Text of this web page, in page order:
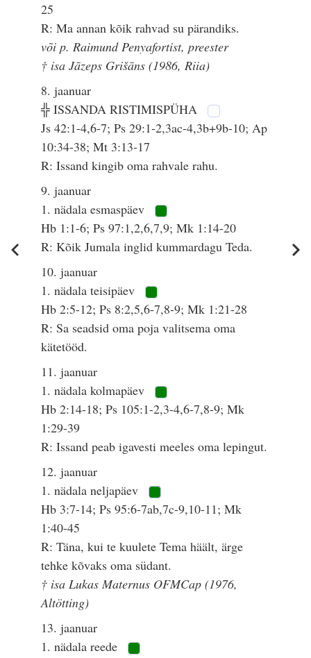
25
R: Ma annan kõik rahvad su pärandiks.
või p. Raimund Penyafortist, preester
† isa Jāzeps Grišāns (1986, Riia)
8. jaanuar
╬ ISSANDA RISTIMISPÜHA
Js 42:1-4,6-7; Ps 29:1-2,3ac-4,3b+9b-10; Ap
10:34-38; Mt 3:13-17
R: Issand kingib oma rahvale rahu.
9. jaanuar
1. nädala esmaspäev
Hb 1:1-6; Ps 97:1,2,6,7,9; Mk 1:14-20
R: Kõik Jumala inglid kummardagu Teda.
10. jaanuar
1. nädala teisipäev
Hb 2:5-12; Ps 8:2,5,6-7,8-9; Mk 1:21-28
R: Sa seadsid oma poja valitsema oma
kätetööd.
11. jaanuar
1. nädala kolmapäev
Hb 2:14-18; Ps 105:1-2,3-4,6-7,8-9; Mk
1:29-39
R: Issand peab igavesti meeles oma lepingut.
12. jaanuar
1. nädala neljapäev
Hb 3:7-14; Ps 95:6-7ab,7c-9,10-11; Mk
1:40-45
R: Täna, kui te kuulete Tema häält, ärge
tehke kõvaks oma südant.
† isa Lukas Maternus OFMCap (1976,
Altötting)
13. jaanuar
1. nädala reede